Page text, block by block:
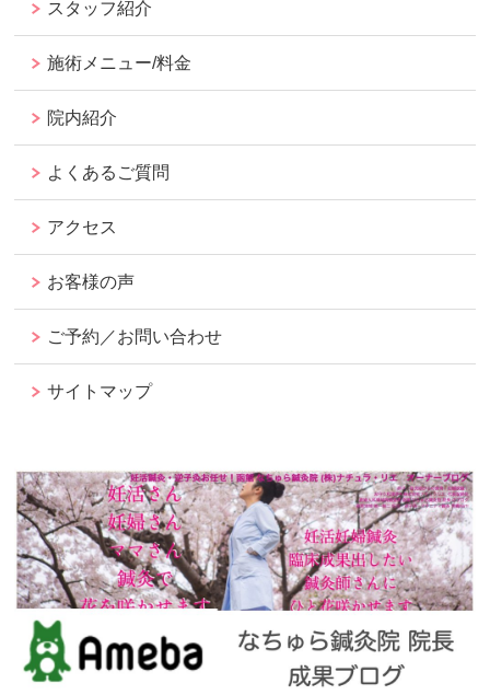
スタッフ紹介
施術メニュー/料金
院内紹介
よくあるご質問
アクセス
お客様の声
ご予約／お問い合わせ
サイトマップ